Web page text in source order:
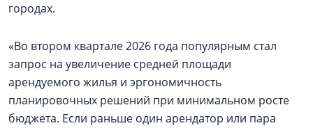
городах.
«Во втором квартале 2026 года популярным стал
запрос на увеличение средней площади
арендуемого жилья и эргономичность
планировочных решений при минимальном росте
бюджета. Если раньше один арендатор или пара